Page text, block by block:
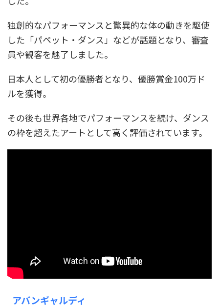
独創的なパフォーマンスと驚異的な体の動きを駆使
した「パペット・ダンス」などが話題となり、審査
員や観客を魅了しました。
日本人として初の優勝者となり、優勝賞金100万ド
ルを獲得。
その後も世界各地でパフォーマンスを続け、ダンス
の枠を超えたアートとして高く評価されています。
アバンギャルディ